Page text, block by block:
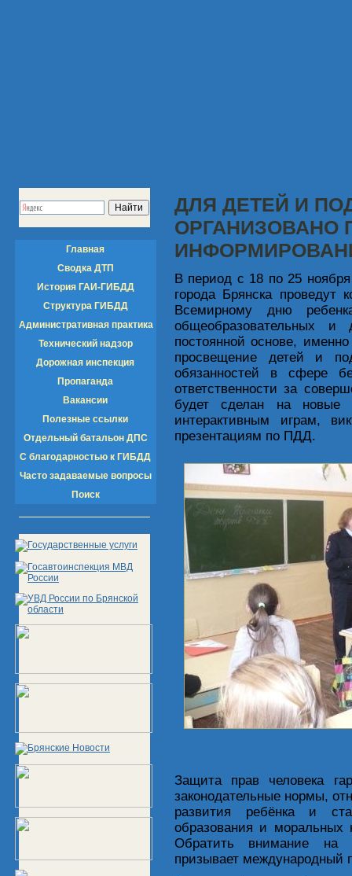
Главная
Сводка ДТП
История ГАИ-ГИБДД
Структура ГИБДД
Административная практика
Технический надзор
Дорожная инспекция
Пропаганда
Вакансии
Полезные ссылки
Отдельный батальон ДПС
С благодарностью к ГИБДД
Часто задаваемые вопросы
Поиск
ДЛЯ ДЕТЕЙ И
ОРГАНИЗОВАНО
В период с 18 по 25 ноября
города Брянска проведут
Всемирному дню
общеобразовательных и
постоянной основе,
просвещение детей и
обязанностей в сфере
ответственности за
будет сделан на новые
интерактивным играм,
презентациям по ПДД.
Защита прав человека
законодательные нормы,
развития ребёнка и
образования и моральных
Обратить внимание на
призывает международный